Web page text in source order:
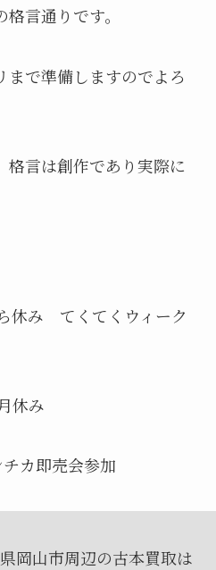
言通りです。
まで準備しますのでよろ
格言は創作であり実際に
休み てくてくウィーク
休み
カ即売会参加
岡山市周辺の古本買取は